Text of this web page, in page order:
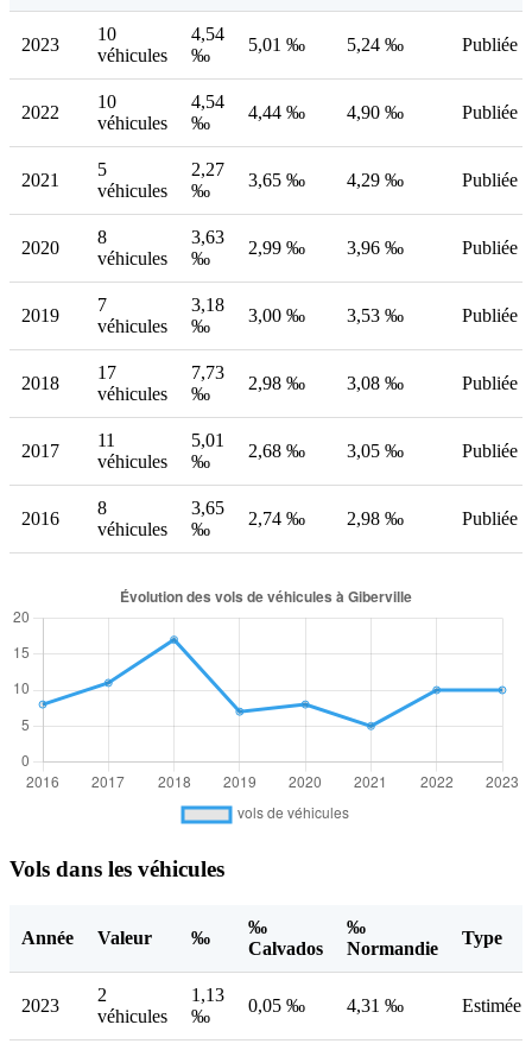
2023
10
véhicules
4,54
‰
5,01 ‰ 5,24 ‰ Publiée
2022
10
véhicules
4,54
‰
4,44 ‰ 4,90 ‰ Publiée
2021
5
véhicules
2,27
‰
3,65 ‰ 4,29 ‰ Publiée
2020
8
véhicules
3,63
‰
2,99 ‰ 3,96 ‰ Publiée
2019
7
véhicules
3,18
‰
3,00 ‰ 3,53 ‰ Publiée
2018
17
véhicules
7,73
‰
2,98 ‰ 3,08 ‰ Publiée
2017
11
véhicules
5,01
‰
2,68 ‰ 3,05 ‰ Publiée
2016
8
véhicules
3,65
‰
2,74 ‰ 2,98 ‰ Publiée
Vols dans les véhicules
Année Valeur ‰
‰
Calvados
‰
Normandie
Type
2023
2
véhicules
1,13
‰
0,05 ‰ 4,31 ‰ Estimée